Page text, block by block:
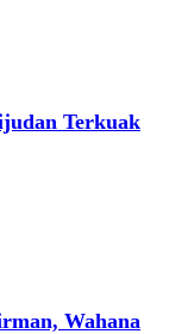
Terkuak
Wahana